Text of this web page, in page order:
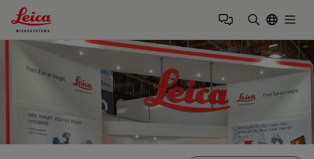
Leica Microsystems Logo